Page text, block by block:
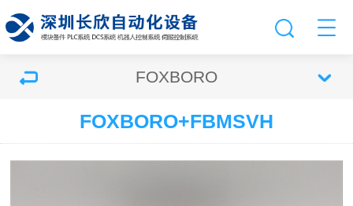
FOXBORO
FOXBORO+FBMSVH